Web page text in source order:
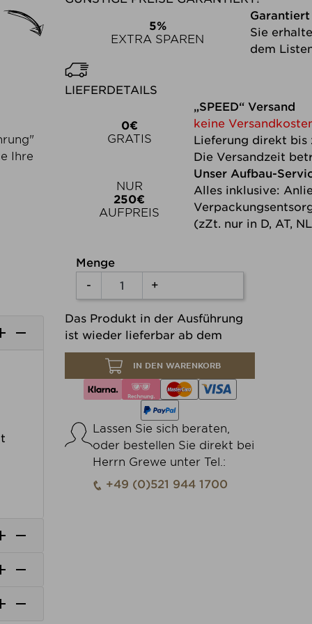
Produkt individuell anpassen
Ihre




5%
EXTRA SPAREN
Sie
dem
LIEFERDETAILS
0€
GRATIS
„SPEED“ Versand
keine
Lieferung direkt bis
Die Versandzeit
NUR
250€
AUFPREIS
Unser Aufbau-
Alles inklusive:
(zZt. nur in D, AT,
Menge
-
+
Das Produkt in der Ausführung
ist wieder lieferbar ab dem
IN DEN WARENKORB
Lassen Sie sich beraten,
oder bestellen Sie direkt bei
Herrn Grewe unter Tel.:
+49 (0)521 944 1700